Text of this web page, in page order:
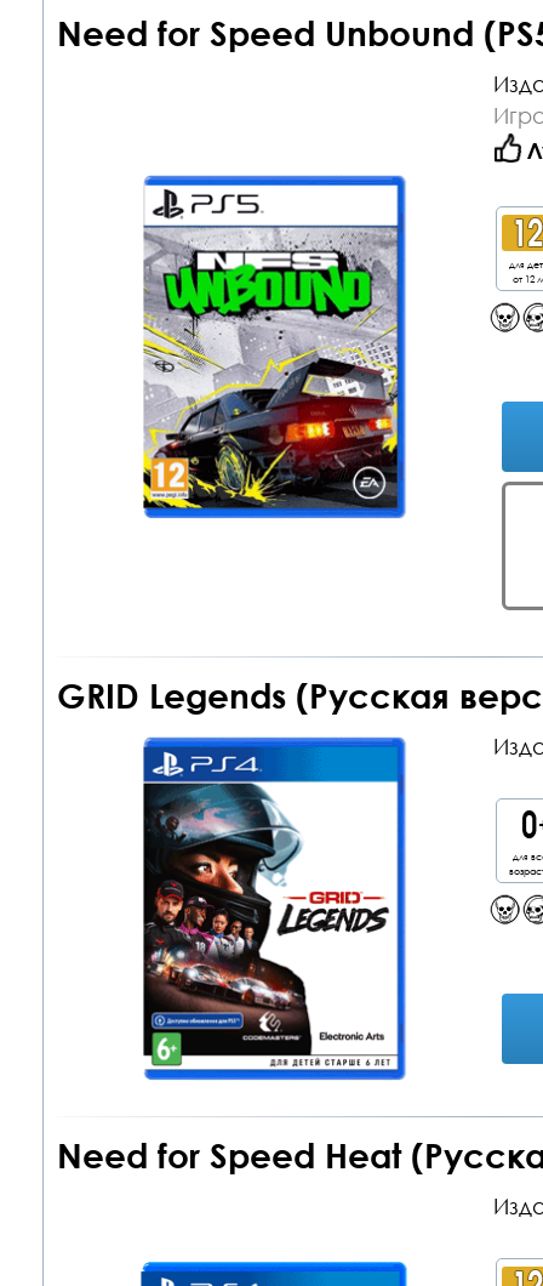
Need for Speed Unbound
для
от 12
GRID Legends (Русская
для
Need for Speed Heat